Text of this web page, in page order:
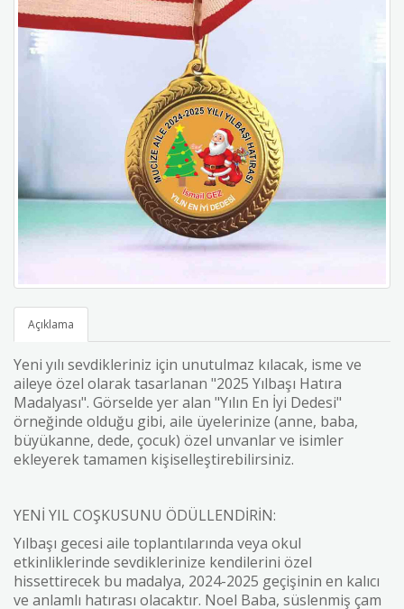
Açıklama
Yeni yılı sevdikleriniz için unutulmaz kılacak, isme ve
aileye özel olarak tasarlanan "2025 Yılbaşı Hatıra
Madalyası". Görselde yer alan "Yılın En İyi Dedesi"
örneğinde olduğu gibi, aile üyelerinize (anne, baba,
büyükanne, dede, çocuk) özel unvanlar ve isimler
ekleyerek tamamen kişiselleştirebilirsiniz.
YENİ YIL COŞKUSUNU ÖDÜLLENDİRİN:
Yılbaşı gecesi aile toplantılarında veya okul
etkinliklerinde sevdiklerinize kendilerini özel
hissettirecek bu madalya, 2024-2025 geçişinin en kalıcı
ve anlamlı hatırası olacaktır. Noel Baba, süslenmiş çam